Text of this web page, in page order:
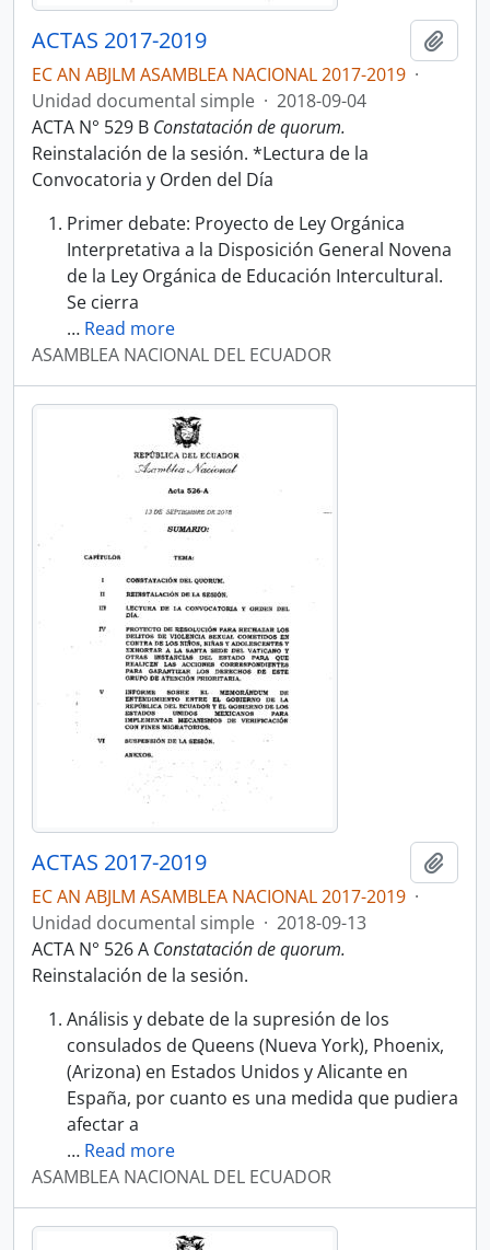
ACTAS 2017-2019
EC AN ABJLM ASAMBLEA NACIONAL 2017-2019 ·
Unidad documental simple · 2018-09-04
ACTA N° 529 B Constatación de quorum.
Reinstalación de la sesión. *Lectura de la
Convocatoria y Orden del Día
Primer debate: Proyecto de Ley Orgánica
Interpretativa a la Disposición General Novena
de la Ley Orgánica de Educación Intercultural.
Se cierra
… Read more
ASAMBLEA NACIONAL DEL ECUADOR
ACTAS 2017-2019
EC AN ABJLM ASAMBLEA NACIONAL 2017-2019 ·
Unidad documental simple · 2018-09-13
ACTA N° 526 A Constatación de quorum.
Reinstalación de la sesión.
Análisis y debate de la supresión de los
consulados de Queens (Nueva York), Phoenix,
(Arizona) en Estados Unidos y Alicante en
España, por cuanto es una medida que pudiera
afectar a
… Read more
ASAMBLEA NACIONAL DEL ECUADOR